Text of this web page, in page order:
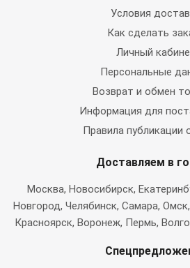
Условия
Как сделать
Личный
Персональные
Возврат и обмен
Информация для
Правила публикации
Доставляем в
Москва, Новосибирск,
Новгород, Челябинск, Самара,
Красноярск, Воронеж, Пермь,